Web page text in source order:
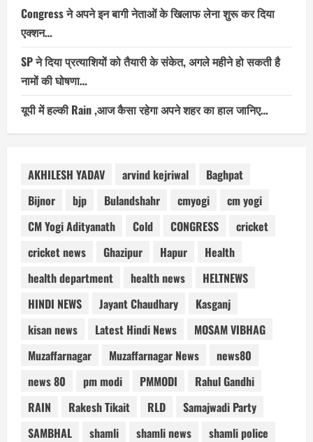
Congress ने अपने इन बागी नेताओं के खिलाफ लेना शुरू कर दिया
एक्शन…
SP ने दिया प्रत्याशियों को तैयारी के संकेत, अगले महीने हो सकती है
नामों की घोषणा…
यूपी में हल्की Rain ,आज कैसा रहेगा अपने शहर का हाल जानिए…
AKHILESH YADAV arvind kejriwal
Baghpat
Bijnor
bjp Bulandshahr cmyogi
cm yogi
CM Yogi Adityanath
Cold CONGRESS
cricket
cricket news
Ghazipur Hapur
Health
health department
health news
HELTNEWS
HINDI NEWS
Jayant Chaudhary
Kasganj
kisan news
Latest Hindi News
MOSAM VIBHAG
Muzaffarnagar
Muzaffarnagar News
news80
news 80
pm modi PMMODI
Rahul Gandhi
RAIN
Rakesh Tikait RLD
Samajwadi Party
SAMBHAL
shamli shamli news
shamli police